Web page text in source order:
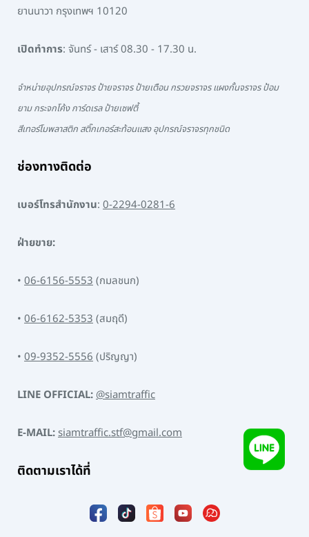
ยานนาวา กรุงเทพฯ 10120
เปิดทำการ: จันทร์ - เสาร์ 08.30 - 17.30 น.
จำหน่ายอุปกรณ์จราจร ป้ายจราจร ป้ายเตือน กรวยจราจร แผงกั้นจราจร ป้อม
ยาม กระจกโค้ง การ์ดเรล ป้ายเซฟตี้
สีเทอร์โมพลาสติก สติ๊กเกอร์สะท้อนแสง อุปกรณ์จราจรทุกชนิด
ช่องทางติดต่อ
เบอร์โทรสำนักงาน: 0-2294-0281-6
ฝ่ายขาย:
• 06-6156-5553(กมลชนก)
• 06-6162-5353(สมฤดี)
• 09-9352-5556(ปริญญา)
LINE OFFICIAL:@siamtraffic
E-MAIL:siamtraffic.stf@gmail.com
ติดตามเราได้ที่